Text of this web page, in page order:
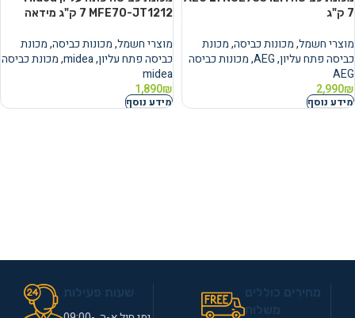
מוצרי חשמל,מכונות כביסה,מכונת
כביסה פתח עליון,
AEG
,מכונות כביסה
AEG
2,990₪
מידע נוסף
MFE70-JT1212 ‏7 ‏ק"ג מידאה
מוצרי חשמל,מכונות כביסה,מכונת
כביסה פתח עליון,
midea
,מכונת כביסה
midea
1,890₪
מידע נוסף